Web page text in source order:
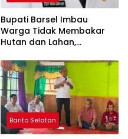
Bupati Barsel Imbau
Warga Tidak Membakar
Hutan dan Lahan,
Bebas Kabut Asap
Barito Selatan